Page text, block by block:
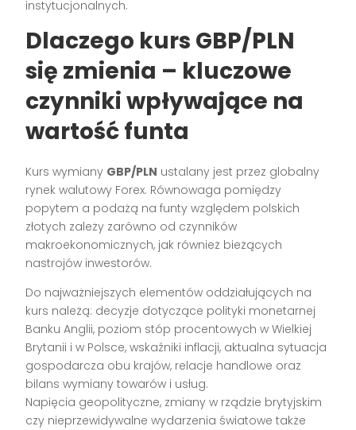
instytucjonalnych.
Dlaczego kurs GBP/PLN
się zmienia – kluczowe
czynniki wpływające na
wartość funta
Kurs wymiany GBP/PLN ustalany jest przez globalny
rynek walutowy Forex. Równowaga pomiędzy
popytem a podażą na funty względem polskich
złotych zależy zarówno od czynników
makroekonomicznych, jak również bieżących
nastrojów inwestorów.
Do najważniejszych elementów oddziałujących na
kurs należą: decyzje dotyczące polityki monetarnej
Banku Anglii, poziom stóp procentowych w Wielkiej
Brytanii i w Polsce, wskaźniki inflacji, aktualna sytuacja
gospodarcza obu krajów, relacje handlowe oraz
bilans wymiany towarów i usług.
Napięcia geopolityczne, zmiany w rządzie brytyjskim
czy nieprzewidywalne wydarzenia światowe także